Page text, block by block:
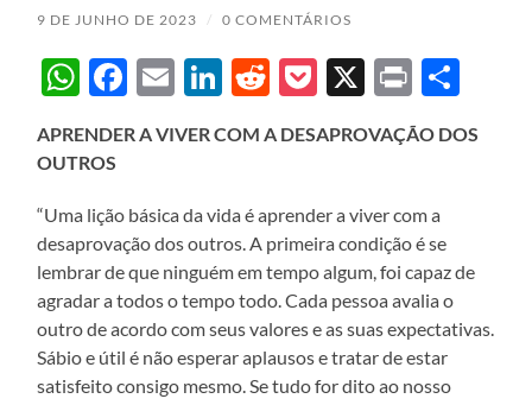
9 DE JUNHO DE 2023 / 0 COMENTÁRIOS
WhatsApp
Facebook
EmailLinkedIn
Reddit
Pocket
X Print
APRENDER A VIVER COM A DESAPROVAÇÃO DOS
OUTROS
“Uma lição básica da vida é aprender a viver com a
desaprovação dos outros. A primeira condição é se
lembrar de que ninguém em tempo algum, foi capaz de
agradar a todos o tempo todo. Cada pessoa avalia o
outro de acordo com seus valores e as suas expectativas.
Sábio e útil é não esperar aplausos e tratar de estar
satisfeito consigo mesmo. Se tudo for dito ao nosso